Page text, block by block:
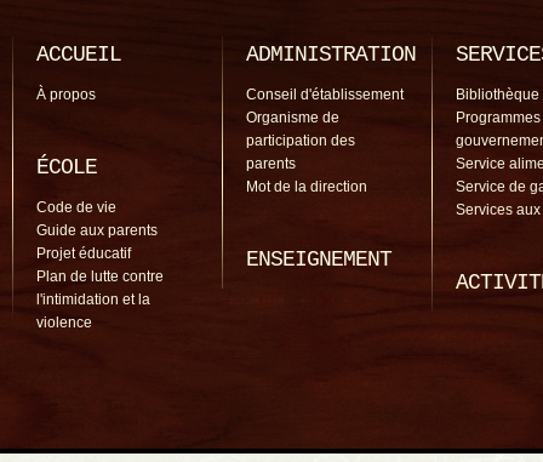
ACCUEIL
À propos
ÉCOLE
Code de vie
Guide aux parents
Projet éducatif
Plan de lutte contre
l'intimidation et la
violence
ADMINISTRATION
Conseil d'établissement
Organisme de
participation des
parents
Mot de la direction
ENSEIGNEMENT
Bibliothèque
Programmes
Service
Service de
Services